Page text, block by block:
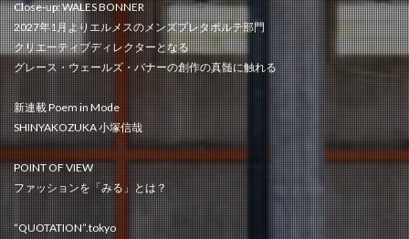
Close-up: WALES BONNER
2027年1月よりエルメスのメンズプレタポルテ部門
クリエーティブディレクターとなる
グレース・ウェールズ・バナーの創作の真髄に触れる
新連載 Poem in Mode
SHINYAKOZUKA 小塚信哉
POINT OF VIEW
ファッションを「みる」とは？
“QUOTATION”.tokyo